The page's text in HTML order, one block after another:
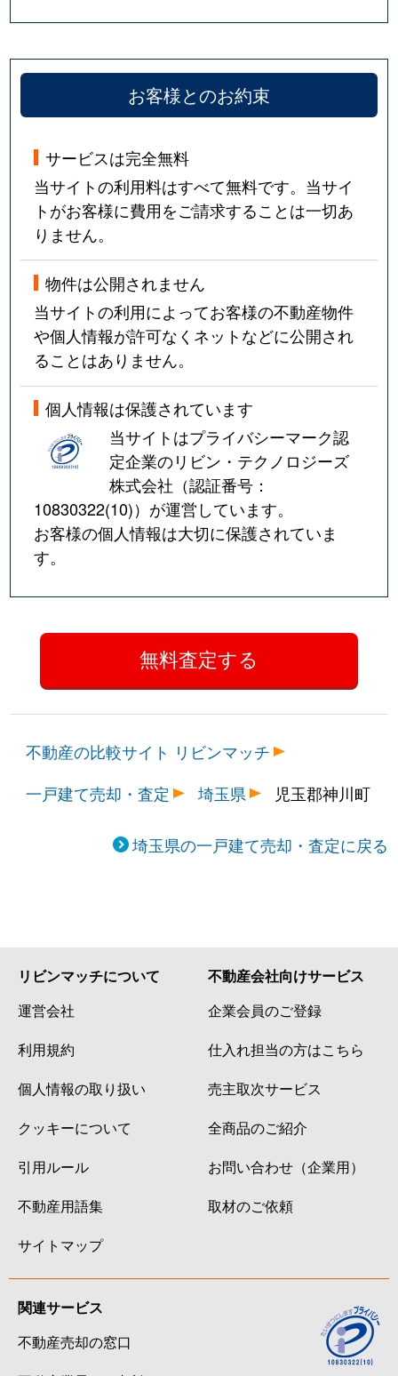
お客様とのお約束
サービスは完全無料
当サイトの利用料はすべて無料です。当サイ
トがお客様に費用をご請求することは一切あ
りません。
物件は公開されません
当サイトの利用によってお客様の不動産物件
や個人情報が許可なくネットなどに公開され
ることはありません。
個人情報は保護されています
当サイトはプライバシーマーク認
定企業のリビン・テクノロジーズ
株式会社（認証番号：
10830322(10)）が運営しています。
お客様の個人情報は大切に保護されていま
す。
不動産の比較サイト リビンマッチ
一戸建て売却・査定
埼玉県 児玉郡神川町
埼玉県の一戸建て売却・査定に戻る
リビンマッチについて
運営会社
利用規約
個人情報の取り扱い
クッキーについて
引用ルール
不動産用語集
サイトマップ
不動産会社向けサービス
企業会員のご登録
仕入れ担当の方はこちら
売主取次サービス
全商品のご紹介
お問い合わせ（企業用）
取材のご依頼
関連サービス
不動産売却の窓口